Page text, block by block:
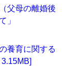
父母の離婚後
」
養育に関する